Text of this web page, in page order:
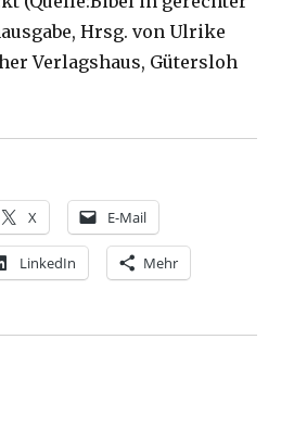
Hrsg. von Ulrike
Verlagshaus, Gütersloh
2. Korinther 12, 1-10 mit
X E-Mail
LinkedIn Mehr